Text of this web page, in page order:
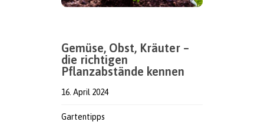
Gemüse, Obst, Kräuter –
die richtigen
Pflanzabstände kennen
16. April 2024
Gartentipps